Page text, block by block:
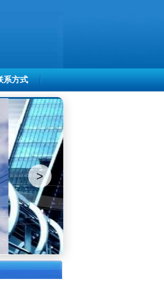
系方式
>